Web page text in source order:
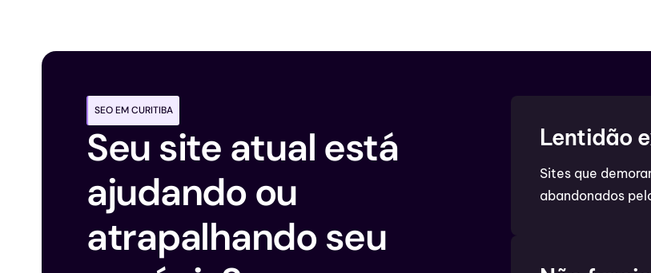
Lentidão
Sites que
abandonados
SEO EM CURITIBA
Seu site atual está
ajudando ou
atrapalhando seu